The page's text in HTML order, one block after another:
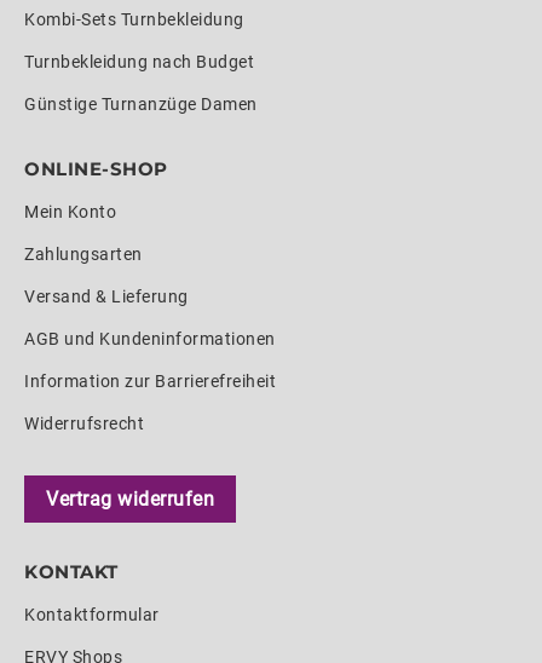
Kombi-Sets Turnbekleidung
Turnbekleidung nach Budget
Günstige Turnanzüge Damen
ONLINE-SHOP
Mein Konto
Zahlungsarten
Versand & Lieferung
AGB und Kundeninformationen
Information zur Barrierefreiheit
Widerrufsrecht
Vertrag widerrufen
KONTAKT
Kontaktformular
ERVY Shops